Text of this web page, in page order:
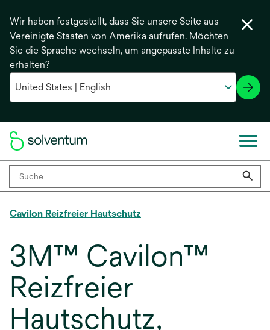
Wir haben festgestellt, dass Sie unsere Seite aus
Vereinigte Staaten von Amerika aufrufen. Möchten
Sie die Sprache wechseln, um angepasste Inhalte zu
erhalten?
Cavilon Reizfreier Hautschutz
3M™ Cavilon™
Reizfreier
Hautschutz,